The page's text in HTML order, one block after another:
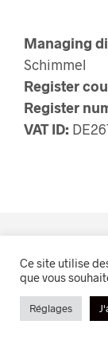
Managing
Schimmel
Register
Register
VAT ID:
Ce site utilise
que vous
Réglages